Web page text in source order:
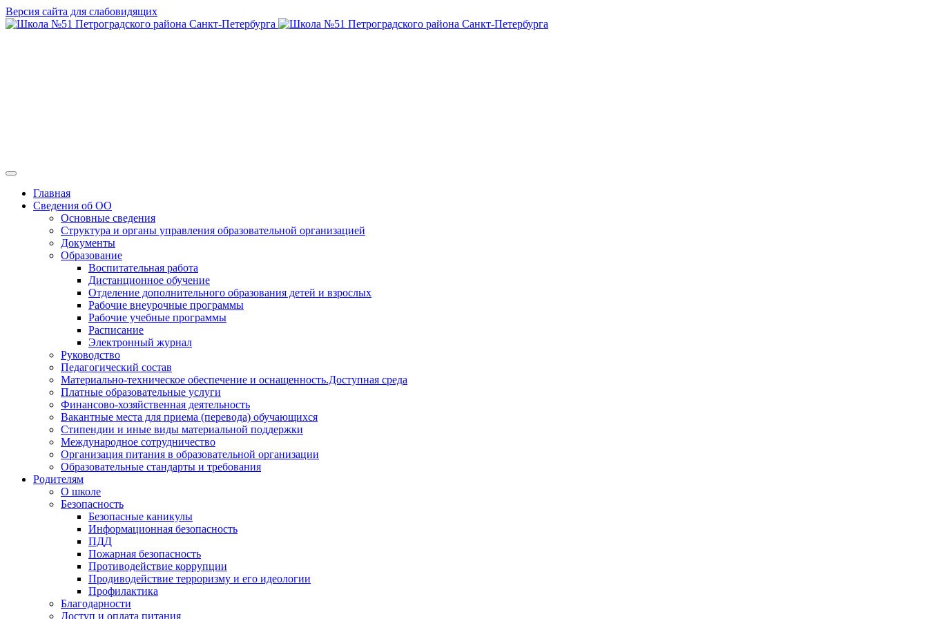
Версия сайта для слабовидящих
Главная
Сведения об ОО
Основные сведения
Структура и органы управления образовательной организацией
Документы
Образование
Воспитательная работа
Дистанционное обучение
Отделение дополнительного образования детей и взрослых
Рабочие внеурочные программы
Рабочие учебные программы
Расписание
Электронный журнал
Руководство
Педагогический состав
Материально-техническое обеспечение и оснащенность.Доступная среда
Платные образовательные услуги
Финансово-хозяйственная деятельность
Вакантные места для приема (перевода) обучающихся
Стипендии и иные виды материальной поддержки
Международное сотрудничество
Организация питания в образовательной организации
Образовательные стандарты и требования
Родителям
О школе
Безопасность
Безопасные каникулы
Информационная безопасность
ПДД
Пожарная безопасность
Противодействие коррупции
Продиводействие терроризму и его идеологии
Профилактика
Благодарности
Доступ и оплата питания